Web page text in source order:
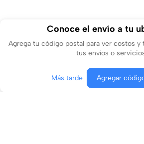
Conoce el envío a tu
Agrega tu código postal para ver costos
tus envíos o
Más tarde Agregar
Agregar al carrito